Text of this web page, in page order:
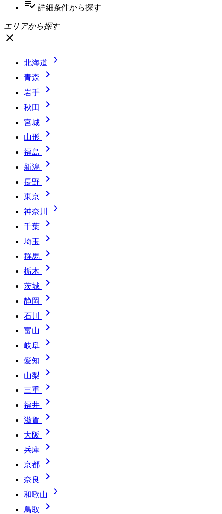
playlist_add_check 詳細条件から探す
エリアから探す
close
北海道 
青森 
岩手 
秋田 
宮城 
山形 
福島 
新潟 
長野 
東京 
神奈川 
千葉 
埼玉 
群馬 
栃木 
茨城 
静岡 
石川 
富山 
岐阜 
愛知 
山梨 
三重 
福井 
滋賀 
大阪 
兵庫 
京都 
奈良 
和歌山 
鳥取 